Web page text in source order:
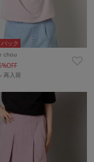
ック
chou
再入荷